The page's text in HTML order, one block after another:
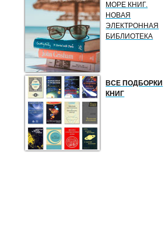
МОРЕ КНИГ.
НОВАЯ
ЭЛЕКТРОННАЯ
БИБЛИОТЕКА
ВСЕ ПОДБОРКИ
КНИГ